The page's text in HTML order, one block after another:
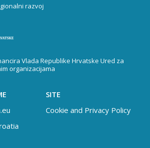
razvoj
Vlada Republike Hrvatske Ured za
organizacijama
SITE
Cookie and Privacy Policy